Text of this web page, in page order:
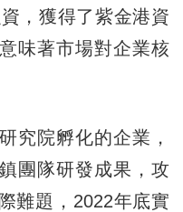
，獲得了紫金港資
味著市場對企業核
院孵化的企業，
團隊研發成果，攻
難題，2022年底實